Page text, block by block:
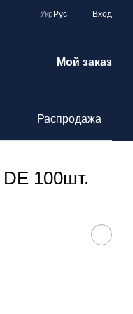
Укр Рус Вход
Мой заказ
Распродажа
100шт.